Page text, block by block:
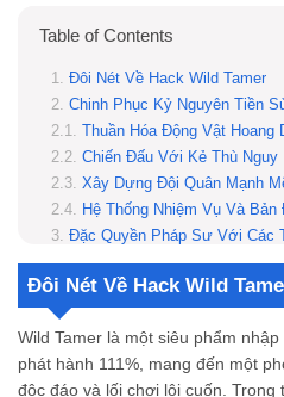
Table of Contents
Đôi Nét Về Hack Wild Tamer
Chinh Phục Kỷ Nguyên Tiền
Thuần Hóa Động Vật Hoang
Chiến Đấu Với Kẻ Thù Nguy
Xây Dựng Đội Quân Mạnh
Hệ Thống Nhiệm Vụ Và
Đặc Quyền Pháp Sư Với Các Tính Năng
Kỹ Thuật Chơi Game Đỉnh
Thống Trị Kỷ Nguyên Tiền Sử
Wild Tamer Hack có an toàn
Wild Tamer Mod Apk có yêu
Đôi Nét Về Hack Wild
Wild Tamer là một siêu phẩm
phát hành 111%, mang đến một
độc đáo và lối chơi lôi cuốn.